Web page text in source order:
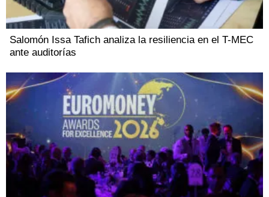
Salomón Issa Tafich analiza la resiliencia en el T-MEC
ante auditorías